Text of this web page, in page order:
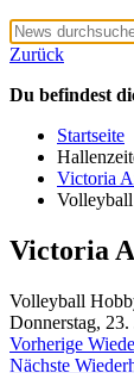
Zurück
Du befindest
Startseite
Victoria
Victoria
Volleyball
Donnerstag,
Vorherige
Nächste